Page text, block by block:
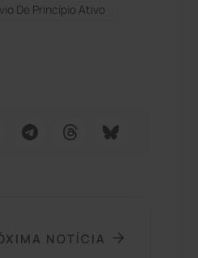
De Princípio Ativo
NOTÍCIA